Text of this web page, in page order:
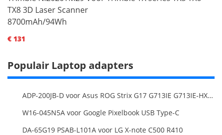
TX8 3D Laser Scanner
8700mAh/94Wh
€ 131
Populair Laptop adapters
ADP-200JB-D voor Asus ROG Strix G17 G713IE G713IE-HX002W
W16-045N5A voor Google Pixelbook USB Type-C
DA-65G19 PSAB-L101A voor LG X-note C500 R410